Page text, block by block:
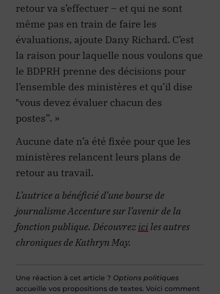
retour va s’effectuer – et qui ne sont
même pas en train de faire les
évaluations, ajoute Dany Richard. C’est
la raison pour laquelle nous voulons que
le BDPRH prenne des décisions pour
l’ensemble des ministères et qu’il dise
‟vous devez évaluer chacun des
postes”. »
Aucune date n’a été fixée pour que les
ministères relancent leurs plans de
retour au travail.
L’autrice a bénéficié d’une bourse de
journalisme Accenture sur l’avenir de la
fonction publique. Découvreziciles autres
chroniques de Kathryn May.
Une réaction à cet article ? Options politiques
accueille vos propositions de textes. Voici comment